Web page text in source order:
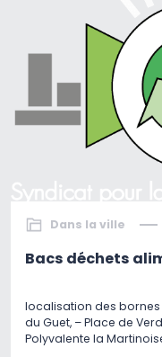
Dans la ville
Bacs déchets
localisation des bornes
du Guet, – Place de
Polyvalente la